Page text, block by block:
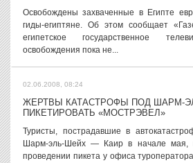
Освобождены захваченные в Египте
гиды-египтяне. Об этом сообщает
египетское государственное
освобождения пока не...
02.06.2008, 08:24
ЖЕРТВЫ КАТАСТРОФЫ ПОД ШАРМ-
ПИКЕТИРОВАТЬ «МОСТРЭВЕЛ»
Туристы, пострадавшие в
Шарм-эль-Шейх — Каир в начале мая,
проведении пикета у офиса